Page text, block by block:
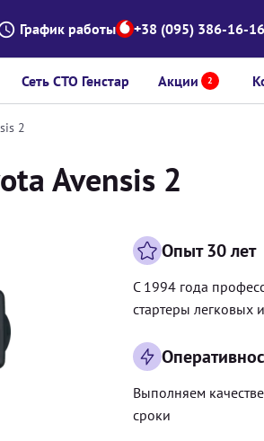
График работы +38 (095) 386-16-16
Сеть СТО Генстар Акции 2
2
Avensis 2
Опыт 30 лет
С 1994 года
стартеры легковых
Выполняем
сроки